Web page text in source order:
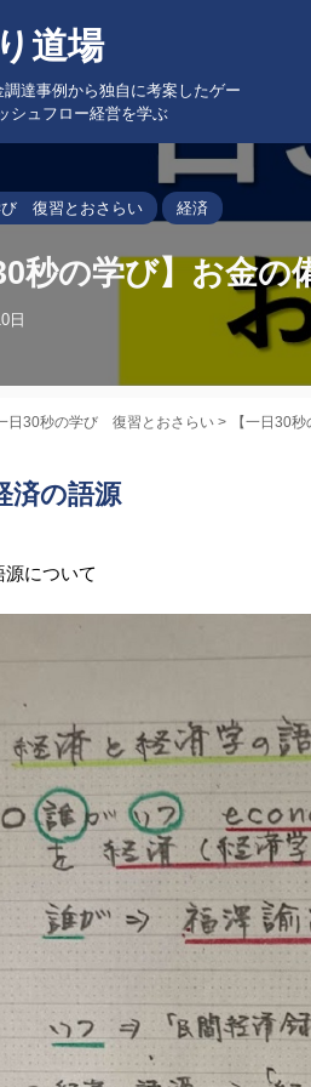
道場
達事例から独自に考案したゲー
シュフロー経営を学ぶ
び 復習とおさらい 経済
30秒の学び】お金
日
日30秒の学び 復習とおさらい > 【一日30
の語源
源について